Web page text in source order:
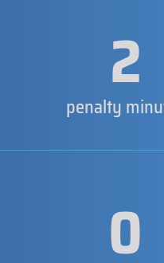
2
penalty
0